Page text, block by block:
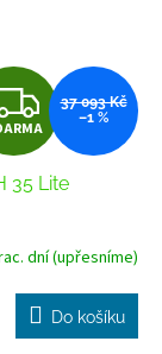
Z
D
A
R
M
37 093 Kč
–1 %
35 Lite
dní (upřesníme)
Do košíku